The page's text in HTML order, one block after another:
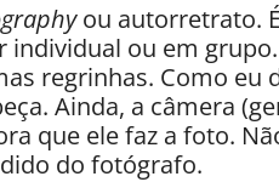
ou autorretrato.
ou em
regrinhas. Como eu
Ainda, a câmera
que ele faz a foto.
do fotógrafo.